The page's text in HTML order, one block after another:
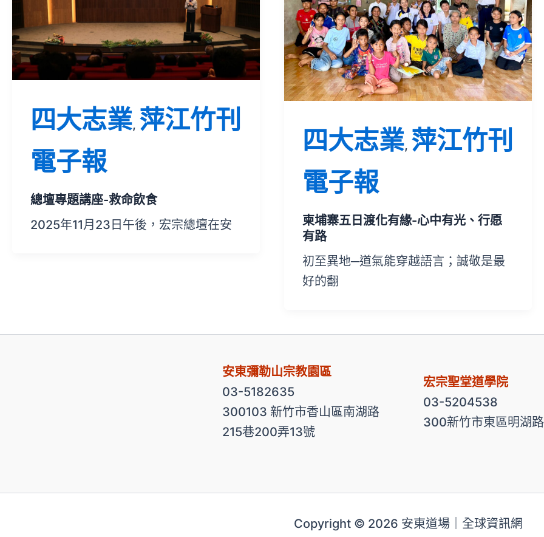
四大志業, 萍江竹刊
電子報
總壇專題講座-救命飲食
2025年11月23日午後，宏宗總壇在安
四大志業, 萍江竹刊
電子報
柬埔寨五日渡化有緣-心中有光、行愿
有路
初至異地─道氣能穿越語言；誠敬是最
好的翻
安東彌勒山宗教園區
03-5182635
300103 新竹市香山區南湖路
215巷200弄13號
宏宗聖堂道學院
03-5204538
300新竹市東區明湖
Copyright © 2026 安東道場｜全球資訊網